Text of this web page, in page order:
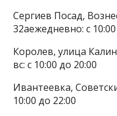
Сергиев Посад,
32аежедневно: с
Королев, улица
вс: с 10:00 до 20:00
Ивантеевка,
10:00 до 22:00